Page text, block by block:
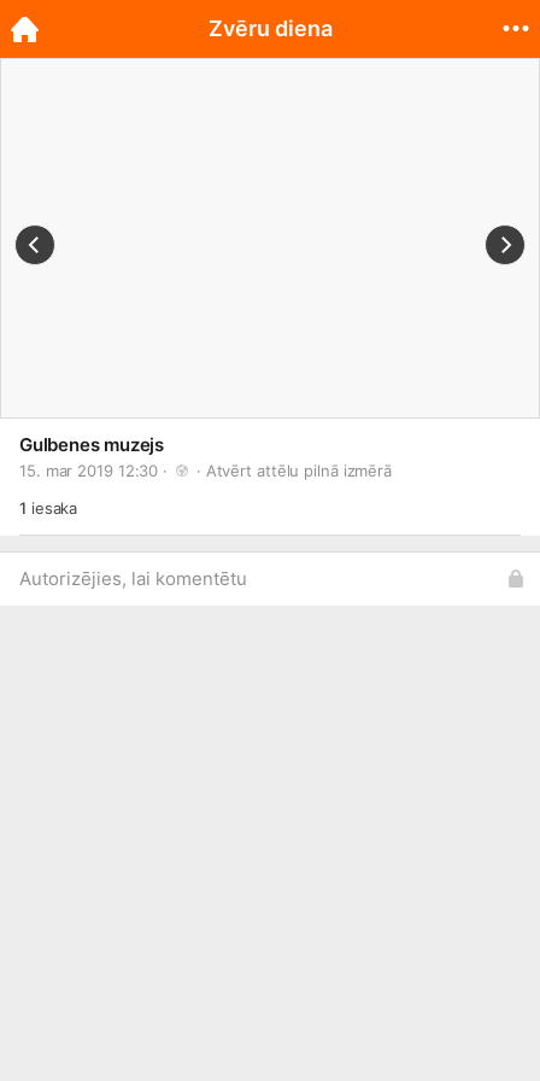
Gulbenes muzejs
15. mar 2019 12:30 · · Atvērt attēlu pilnā izmērā
1 iesaka
Autorizējies, lai komentētu
Zvēru diena